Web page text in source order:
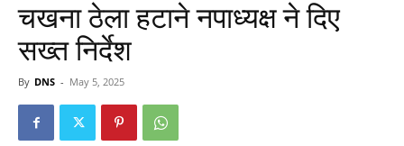
चखना ठेला हटाने नपाध्यक्ष ने दिए
सख्त निर्देश
By DNS - May 5, 2025